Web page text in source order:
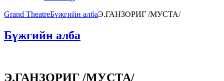
Grand TheatreБүжгийн албаЭ.ГАНЗОРИГ /МУСТА/
Бүжгийн алба
Э.ГАНЗОРИГ /МУСТА/